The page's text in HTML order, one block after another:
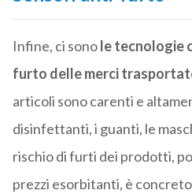
Infine, ci sonole tecnologie
furto delle merci
articoli sono carenti e
disinfettanti, i guanti, le
rischio di furti dei prodotti,
prezzi esorbitanti, è